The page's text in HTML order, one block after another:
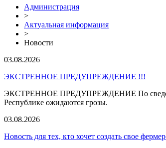
Администрация
>
Актуальная информация
>
Новости
03.08.2026
ЭКСТРЕННОЕ ПРЕДУПРЕЖДЕНИЕ !!!
ЭКСТРЕННОЕ ПРЕДУПРЕЖДЕНИЕ По сведениям
Республике ожидаются грозы.
03.08.2026
Новость для тех, кто хочет создать свое